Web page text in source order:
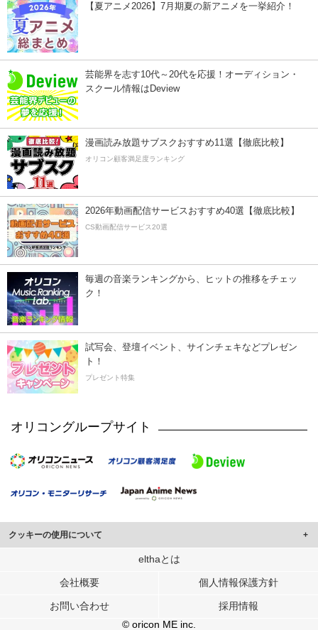
【夏アニメ2026】7月期夏の新アニメを一挙紹介！
芸能界を志す10代～20代を応援！オーディション・
スクール情報はDeview
漫画読み放題サブスクおすすめ11選【徹底比較】
オリコン顧客満足度ランキング
2026年動画配信サービスおすすめ40選【徹底比較】
CS動画配信サービス20選
毎週の音楽ランキングから、ヒットの推移をチェッ
ク！
試写会、登壇イベント、サインチェキなどプレゼン
ト！
プレゼント特集
オリコングループサイト
クッキーの使用について
このサイトでは Cookie を使用して、ユーザーに合わせたコンテンツや広告の
行っています。
メディアや広告配信、データ解析の各パートナーに提供しています。
各パートナーは、この情報とユーザーが各パートナーに提供した他の情報や、
elthaとは
会社概要 個人情報保護方針
お問い合わせ
採用情報
© oricon ME inc.